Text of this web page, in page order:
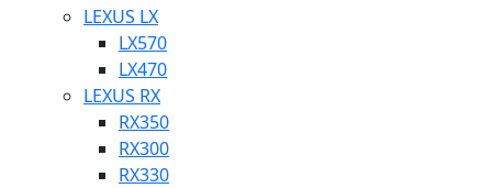
LEXUS LX
LX570
LX470
LEXUS RX
RX350
RX300
RX330